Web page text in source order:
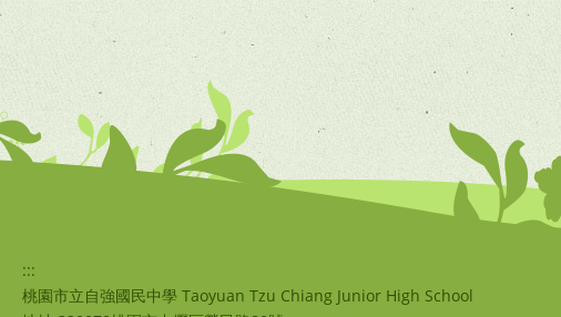
:::
桃園市立自強國民中學 Taoyuan Tzu Chiang Junior High School